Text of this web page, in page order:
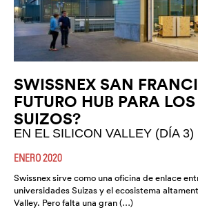
SWISSNEX SAN
FUTURO HUB PARA
SUIZOS?
EN EL SILICON VALLEY (DÍA 3)
ENERO 2020
Swissnex sirve como una oficina de enlace
universidades Suizas y el ecosistema
Valley. Pero falta una gran (…)